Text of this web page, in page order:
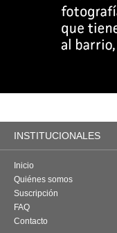
INSTITUCIONALES
Inicio
Quiénes somos
Suscripción
FAQ
Contacto